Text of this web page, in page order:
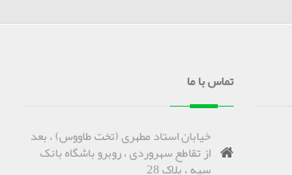
تماس با ما
خیابان استاد مطهری (تخت طاووس) ، بعد
از تقاطع سهروردی ، روبرو باشگاه بانک
سپه ، پلاک 28